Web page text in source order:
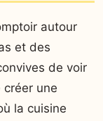
autour
et des
de voir
une
la cuisine